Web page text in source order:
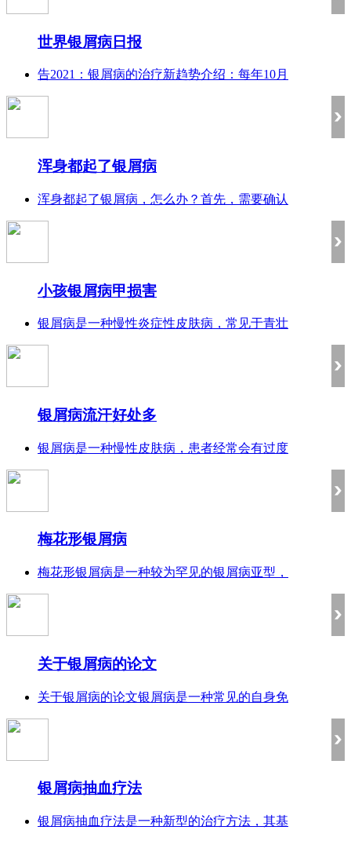
世界银屑病日报
告2021：银屑病的治疗新趋势介绍：每年10月
浑身都起了银屑病
浑身都起了银屑病，怎么办？首先，需要确认
小孩银屑病甲损害
银屑病是一种慢性炎症性皮肤病，常见于青壮
银屑病流汗好处多
银屑病是一种慢性皮肤病，患者经常会有过度
梅花形银屑病
梅花形银屑病是一种较为罕见的银屑病亚型，
关于银屑病的论文
关于银屑病的论文银屑病是一种常见的自身免
银屑病抽血疗法
银屑病抽血疗法是一种新型的治疗方法，其基